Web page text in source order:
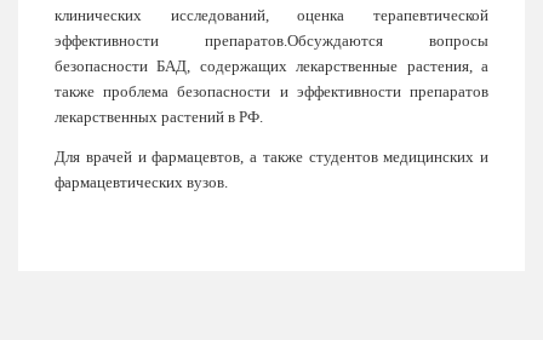
клинических исследований, оценка терапевтической
эффективности препаратов. Обсуждаются вопросы
безопасности БАД, содержащих лекарственные растения, а
также проблема безопасности и эффективности препаратов
лекарственных растений в РФ.
Для врачей и фармацевтов, а также студентов медицинских и
фармацевтических вузов.